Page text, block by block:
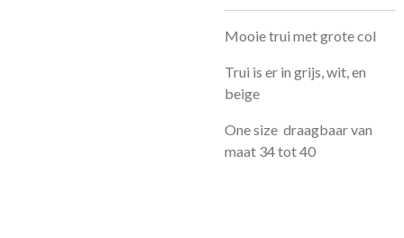
Mooie trui met grote col
Trui is er in grijs, wit, en
beige
One size draagbaar van
maat 34 tot 40